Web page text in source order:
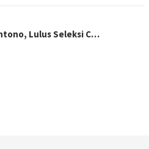
Lulus Seleksi C…